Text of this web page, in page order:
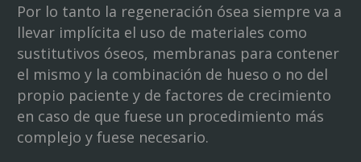
Por lo tanto la regeneración ósea siempre va a
llevar implícita el uso de materiales como
sustitutivos óseos, membranas para contener
el mismo y la combinación de hueso o no del
propio paciente y de factores de crecimiento
en caso de que fuese un procedimiento más
complejo y fuese necesario.